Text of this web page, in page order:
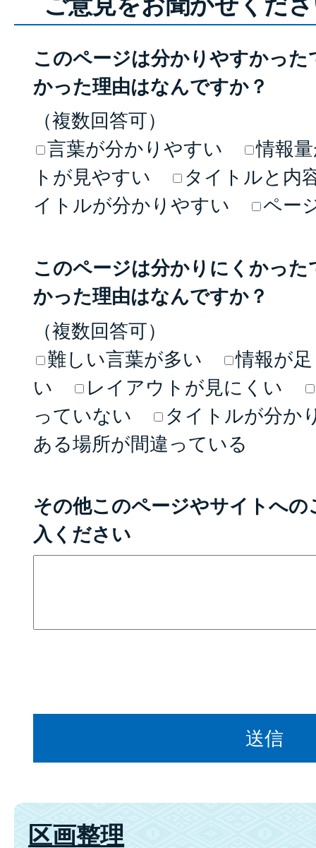
このページは分かりやすかっ
かった理由はなんですか？
（複数回答可）
言葉が分かりやすい
情報
トが見やすい
タイトルと内
イトルが分かりやすい
ペー
このページは分かりにくかっ
かった理由はなんですか？
（複数回答可）
難しい言葉が多い
情報が
い
レイアウトが見にくい
っていない
タイトルが分か
ある場所が間違っている
その他このページやサイトへ
入ください
区画整理